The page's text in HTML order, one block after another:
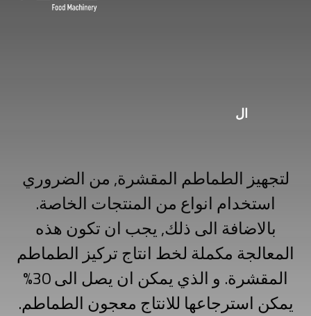
ال
لتجهيز الطماطم المقشرة, من الضروري
استخدام انواع من المنتجات الخاصة.
بالاضافة الى ذلك, يجب ان تكون هذه
المعالجة مكملة لخط انتاج تركيز الطماطم
المقشرة. و الذي يمكن ان يصل الى 30%
يمكن استرجاعها للانتاج معجون الطماطم.